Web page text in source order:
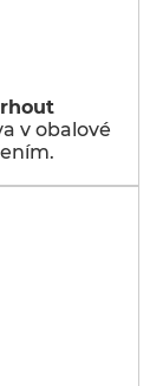
v obalové